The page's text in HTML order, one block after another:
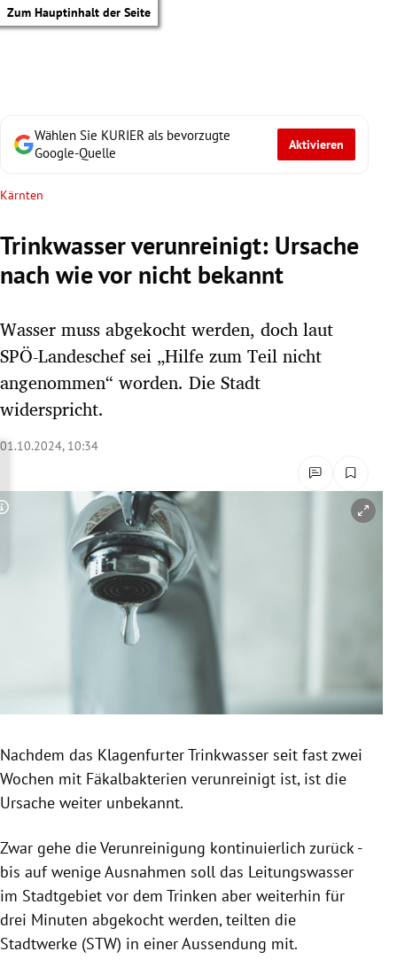
Zum Hauptinhalt der Seite
Untermenü
Untermenü
Untermenü
Untermenü
Untermenü
Untermenü
Untermenü
Wählen Sie KURIER als bevorzugte
Google-Quelle
Aktivieren
Kärnten
Trinkwasser verunreinigt: Ursache
nach wie vor nicht bekannt
Wasser muss abgekocht werden, doch laut
SPÖ-Landeschef sei „Hilfe zum Teil nicht
angenommen“ worden. Die Stadt
widerspricht.
01.10.2024, 10:34
Copyright-Hinweis öffnen/schließen
Nachdem das Klagenfurter Trinkwasser seit fast zwei
Wochen mit Fäkalbakterien verunreinigt ist, ist die
Ursache weiter unbekannt.
Zwar gehe die Verunreinigung kontinuierlich zurück -
bis auf wenige Ausnahmen soll das Leitungswasser
im Stadtgebiet vor dem Trinken aber weiterhin für
drei Minuten abgekocht werden, teilten die
Stadtwerke (STW) in einer Aussendung mit.